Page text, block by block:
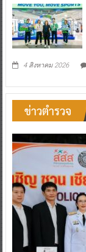
4 สิงหาคม 2026
ข่าวตำรวจ